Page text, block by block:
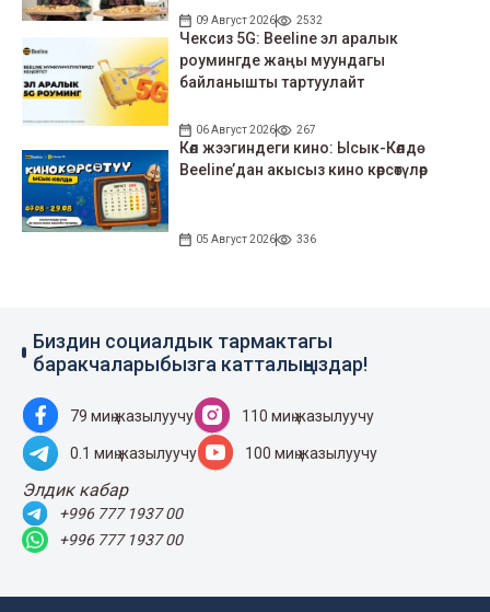
09 Август 2026 2532
Чексиз 5G: Beeline эл аралык
роумингде жаңы муундагы
байланышты тартуулайт
06 Август 2026 267
Көл жээгиндеги кино: Ысык-Көлдө
Beeline’дан акысыз кино көрсөтүлөр
05 Август 2026 336
Биздин социалдык тармактагы
баракчаларыбызга катталыңыздар!
79 миң жазылуучу 110 миң жазылуучу
0.1 миң жазылуучу 100 миң жазылуучу
Элдик кабар
+996 777 1937 00
+996 777 1937 00